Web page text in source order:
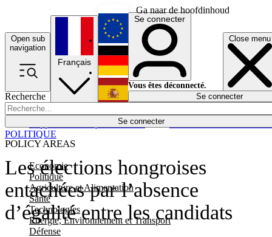
Ga naar de hoofdinhoud
Open sub
navigation
Close menu
Recherche
Se connecter
POLICY AREAS
Economie
Politique
Agriculture et Alimentation
Santé
Technologies
Energie, Environnement et Transport
Défense
Économie
Français
English
Deutsch
Español
Se connecter
Vous êtes déconnecté.
Se connecter
Les élections hongroises
entachées par l’absence
d’égalité entre les candidats
POLITIQUE